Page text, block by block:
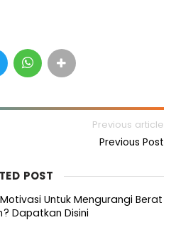
Previous article
Previous Post
POST
Untuk Mengurangi Berat
Dapatkan Disini